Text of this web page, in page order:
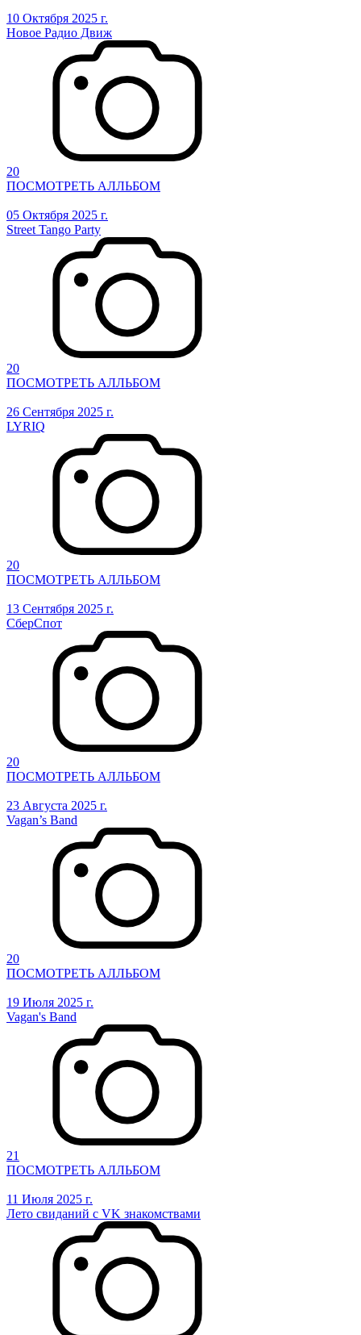
10 Октября 2025 г.
Новое Радио Движ
20
ПОСМОТРЕТЬ АЛЛЬБОМ
05 Октября 2025 г.
Street Tango Party
20
ПОСМОТРЕТЬ АЛЛЬБОМ
26 Сентября 2025 г.
LYRIQ
20
ПОСМОТРЕТЬ АЛЛЬБОМ
13 Сентября 2025 г.
СберСпот
20
ПОСМОТРЕТЬ АЛЛЬБОМ
23 Августа 2025 г.
Vagan’s Band
20
ПОСМОТРЕТЬ АЛЛЬБОМ
19 Июля 2025 г.
Vagan's Band
21
ПОСМОТРЕТЬ АЛЛЬБОМ
11 Июля 2025 г.
Лето свиданий с VK знакомствами